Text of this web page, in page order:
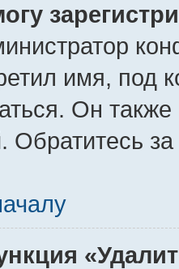
имя, под
Он
Обратитесь